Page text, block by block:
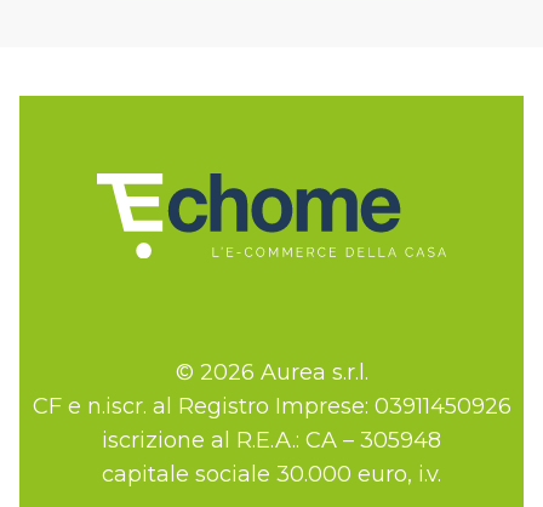
© 2026 Aurea s.r.l.
CF e n.iscr. al Registro Imprese: 03911450926
iscrizione al R.E.A.: CA – 305948
capitale sociale 30.000 euro, i.v.